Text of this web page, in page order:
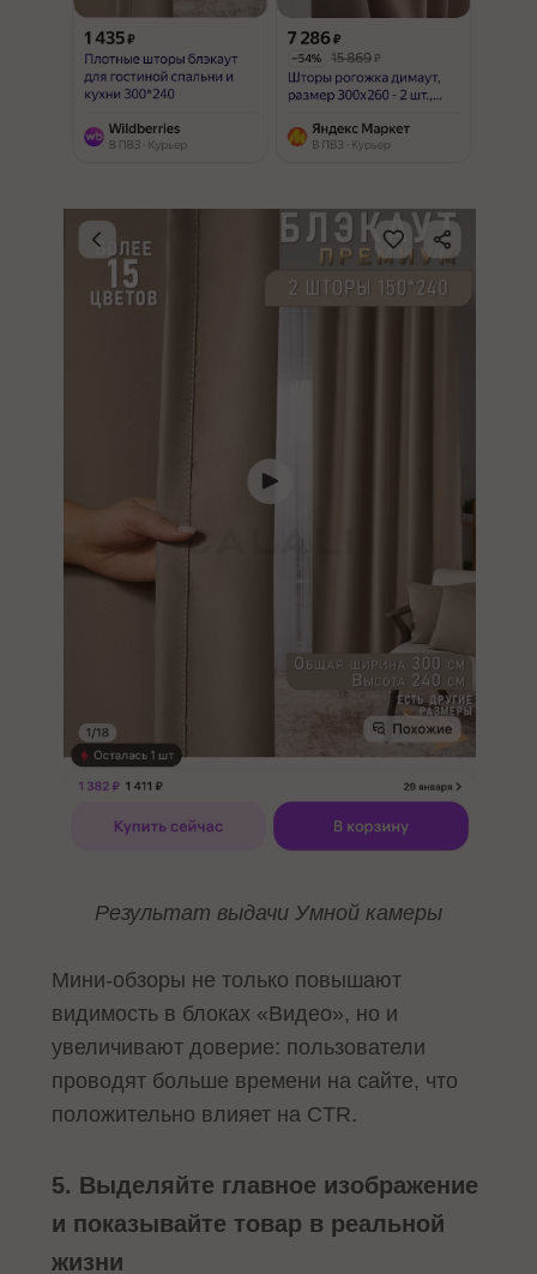
Результат выдачи Умной камеры
Мини-обзоры не только повышают
видимость в блоках «Видео», но и
увеличивают доверие: пользователи
проводят больше времени на сайте, что
положительно влияет на CTR.
5. Выделяйте главное изображение
и показывайте товар в реальной
жизни